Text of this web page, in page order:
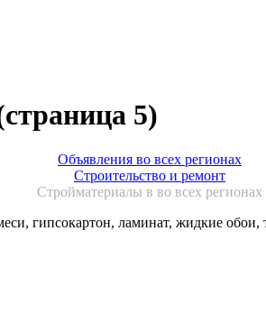
5)
Объявления во всех регионах
Строительство и ремонт
Стройматериалы в во всех регионах
гипсокартон, ламинат, жидкие